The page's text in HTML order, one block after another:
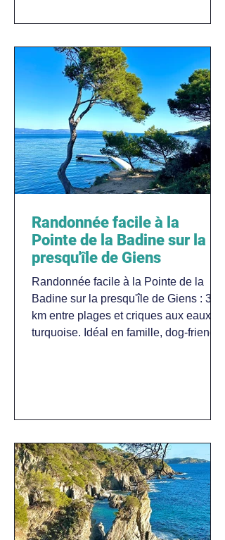
Randonnée facile à la
Pointe de la Badine sur la
presqu'île de Giens
Randonnée facile à la Pointe de la
Badine sur la presqu'île de Giens : 3,5
km entre plages et criques aux eaux
turquoise. Idéal en famille, dog-friendly.